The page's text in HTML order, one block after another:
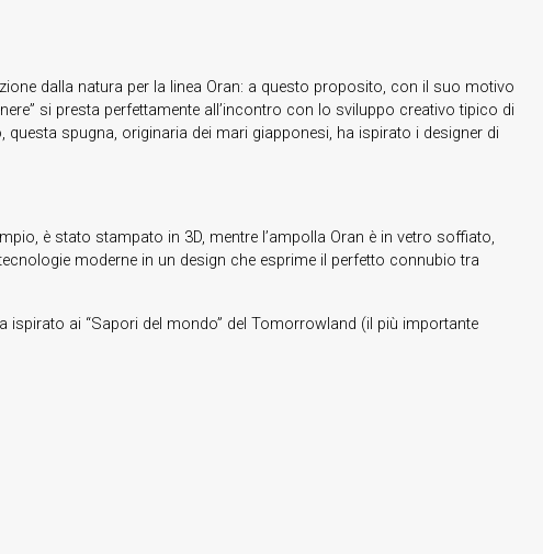
dalla natura per la linea Oran: a questo proposito, con il suo motivo
si presta perfettamente all’incontro con lo sviluppo creativo tipico di
spugna, originaria dei mari giapponesi, ha ispirato i designer di
è stato stampato in 3D, mentre l’ampolla Oran è in vetro soffiato,
moderne in un design che esprime il perfetto connubio tra
ai “Sapori del mondo” del Tomorrowland (il più importante